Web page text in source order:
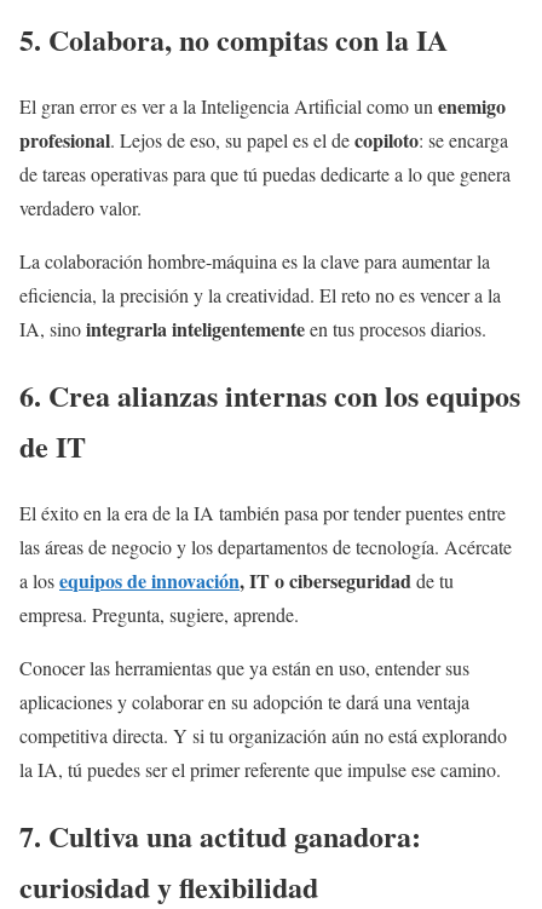
5. Colabora, no compitas con la IA
El gran error es ver a la Inteligencia Artificial como un enemigo
profesional. Lejos de eso, su papel es el decopiloto: se encarga
de tareas operativas para que tú puedas dedicarte a lo que genera
verdadero valor.
La colaboración hombre-máquina es la clave para aumentar la
eficiencia, la precisión y la creatividad. El reto no es vencer a la
IA, sinointegrarla inteligentementeen tus procesos diarios.
6. Crea alianzas internas con los equipos
de IT
El éxito en la era de la IA también pasa por tender puentes entre
las áreas de negocio y los departamentos de tecnología. Acércate
a losequipos de innovación, IT o ciberseguridad de tu
empresa. Pregunta, sugiere, aprende.
Conocer las herramientas que ya están en uso, entender sus
aplicaciones y colaborar en su adopción te dará una ventaja
competitiva directa. Y si tu organización aún no está explorando
la IA, tú puedes ser el primer referente que impulse ese camino.
7. Cultiva una actitud ganadora:
curiosidad y flexibilidad